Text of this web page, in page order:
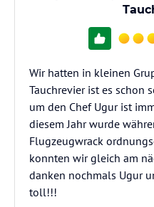
Wir hatten in kleinen
Tauchrevier ist es schon
um den Chef Ugur ist
diesem Jahr wurde
Flugzeugwrack
konnten wir gleich am
danken nochmals Ugur
toll!!!